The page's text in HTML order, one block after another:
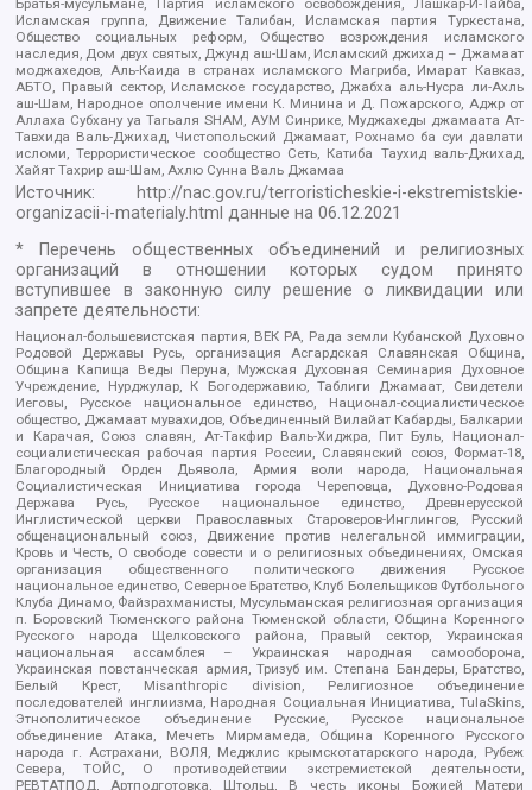
Исламская группа, Движение Талибан, Исламская партия Туркестана,
Общество социальных реформ, Общество возрождения исламского
наследия, Дом двух святых, Джунд аш-Шам, Исламский джихад – Джамаат
моджахедов, Аль-Каида в странах исламского Магриба, Имарат Кавказ,
АБТО, Правый сектор, Исламское государство, Джабха аль-Нусра ли-Ахль
аш-Шам, Народное ополчение имени К. Минина и Д. Пожарского, Аджр от
Аллаха Субхану уа Тагьаля SHAM, АУМ Синрике, Муджахеды джамаата Ат-
Тавхида Валь-Джихад, Чистопольский Джамаат, Рохнамо ба суи давлати
исломи, Террористическое сообщество Сеть, Катиба Таухид валь-Джихад,
Хайят Тахрир аш-Шам, Ахлю Сунна Валь Джамаа
Источник:
http://nac.gov.ru/terroristicheskie-i-ekstremistskie-
organizacii-i-materialy.html данные на06.12.2021
* Перечень общественных объединений и религиозных
организаций в отношении которых судом принято
вступившее в законную силу решение о ликвидации или
запрете деятельности:
Национал-большевистская партия, ВЕК РА, Рада земли Кубанской Духовно
Родовой Державы Русь, организация Асгардская Славянская Община,
Община Капища Веды Перуна, Мужская Духовная Семинария Духовное
Учреждение, Нурджулар, К Богодержавию, Таблиги Джамаат, Свидетели
Иеговы, Русское национальное единство, Национал-социалистическое
общество, Джамаат мувахидов, Объединенный Вилайат Кабарды, Балкарии
и Карачая, Союз славян, Ат-Такфир Валь-Хиджра, Пит Буль, Национал-
социалистическая рабочая партия России, Славянский союз, Формат-18,
Благородный Орден Дьявола, Армия воли народа, Национальная
Социалистическая Инициатива города Череповца, Духовно-Родовая
Держава Русь, Русское национальное единство, Древнерусской
Инглистической церкви Православных Староверов-Инглингов, Русский
общенациональный союз, Движение против нелегальной иммиграции,
Кровь и Честь, О свободе совести и о религиозных объединениях, Омская
организация общественного политического движения Русское
национальное единство, Северное Братство, Клуб Болельщиков Футбольного
Клуба Динамо, Файзрахманисты, Мусульманская религиозная организация
п. Боровский Тюменского района Тюменской области, Община Коренного
Русского народа Щелковского района, Правый сектор, Украинская
национальная ассамблея – Украинская народная самооборона,
Украинская повстанческая армия, Тризуб им. Степана Бандеры, Братство,
Белый Крест, Misanthropic division, Религиозное объединение
последователей инглиизма, Народная Социальная Инициатива, TulaSkins,
Этнополитическое объединение Русские, Русское национальное
объединение Атака, Мечеть Мирмамеда, Община Коренного Русского
народа г. Астрахани, ВОЛЯ, Меджлис крымскотатарского народа, Рубеж
Севера, ТОЙС, О противодействии экстремистской деятельности,
РЕВТАТПОД, Артподготовка, Штольц, В честь иконы Божией Матери